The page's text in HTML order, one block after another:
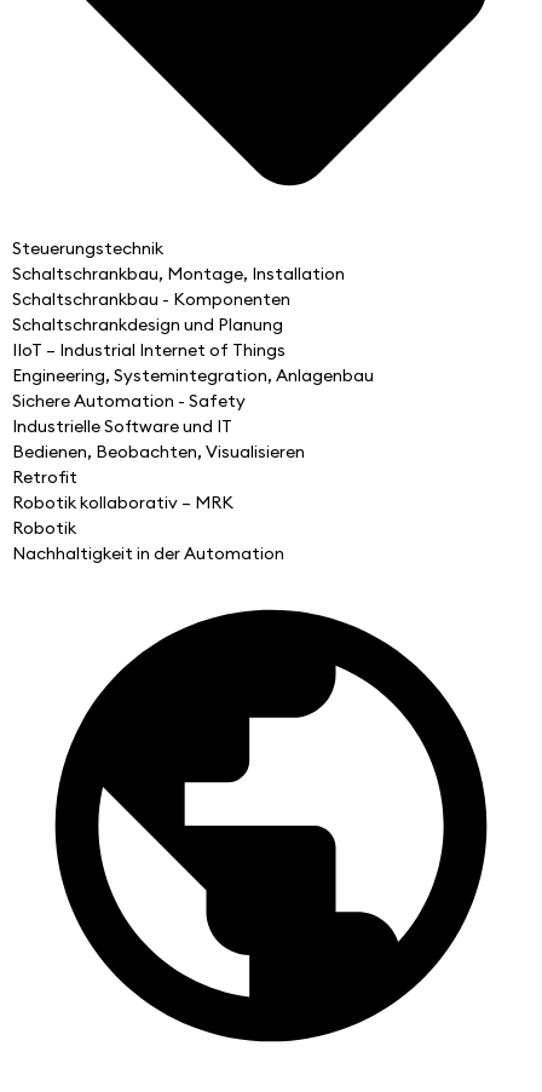
Steuerungstechnik
Schaltschrankbau, Montage, Installation
Schaltschrankbau - Komponenten
Schaltschrankdesign und Planung
IIoT – Industrial Internet of Things
Engineering, Systemintegration, Anlagenbau
Sichere Automation - Safety
Industrielle Software und IT
Bedienen, Beobachten, Visualisieren
Retrofit
Robotik kollaborativ – MRK
Robotik
Nachhaltigkeit in der Automation